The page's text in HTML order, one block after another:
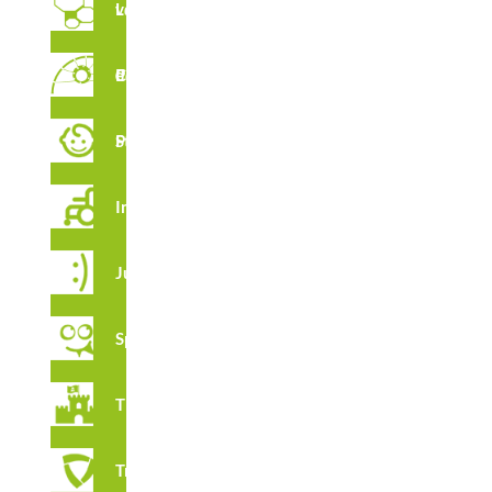
Labyrinthes verticaux
Parcour de Cordes
Stimulation Précoce
Integration
Juga
Spooky
Thématique
Tribox